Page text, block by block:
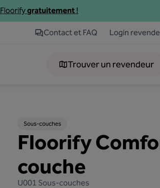
Floorifygratuitement !
Contact et FAQ Login
Trouver un revendeur
Sous-couches
Floorify
couche
U001 Sous-couches